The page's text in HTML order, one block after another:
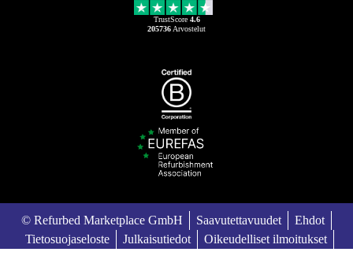
TrustScore 4.6
205736 Arvostelut
© Refurbed Marketplace GmbH Saavutettavuudet
Ehdot
Tietosuojaseloste
Julkaisutiedot
Oikeudelliset ilmoitukset